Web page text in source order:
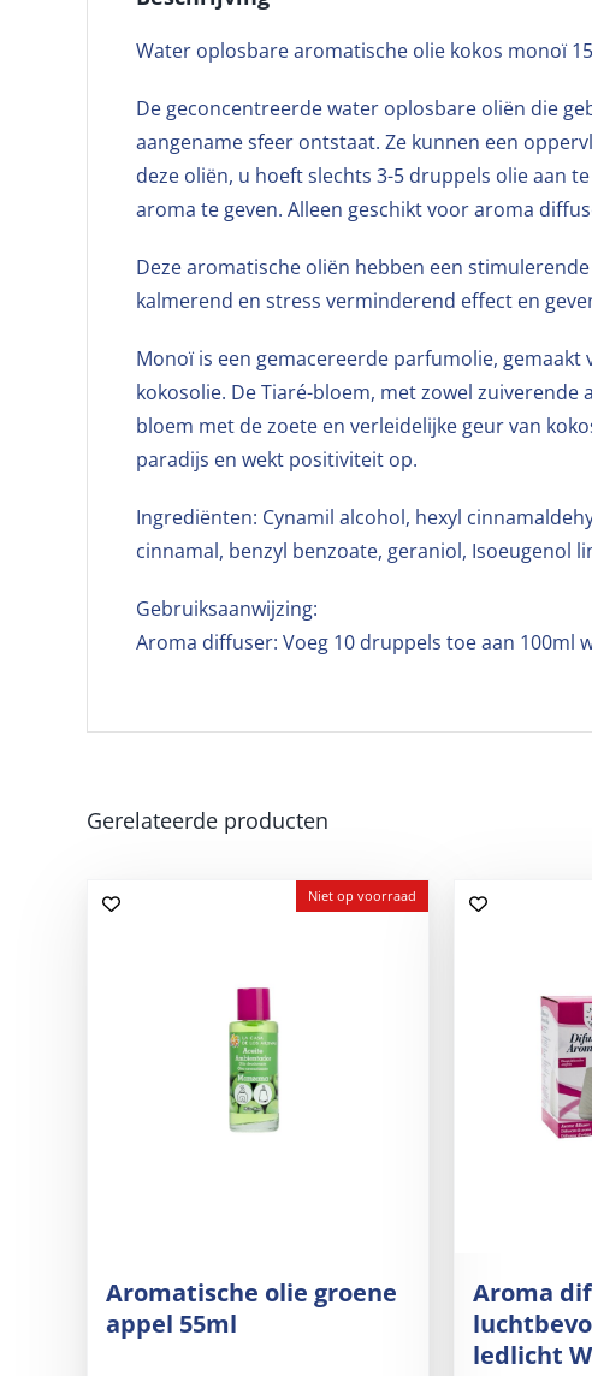
Water oplosbare aromatische olie kokos monoï
De geconcentreerde water oplosbare oliën die
aangename sfeer ontstaat. Ze kunnen een
deze oliën, u hoeft slechts 3-5 druppels olie aan
aroma te geven. Alleen geschikt voor aroma
Deze aromatische oliën hebben een
kalmerend en stress verminderend effect en
Monoï is een gemacereerde parfumolie, gemaakt
kokosolie. De Tiaré-bloem, met zowel
bloem met de zoete en verleidelijke geur van
paradijs en wekt positiviteit op.
Ingrediënten: Cynamil alcohol, hexyl
cinnamal, benzyl benzoate, geraniol, Isoeugenol
Gebruiksaanwijzing:
Aroma diffuser: Voeg 10 druppels toe aan 100ml
Gerelateerde producten
Niet op voorraad
Aromatische olie groene
appel 55ml
Aroma
ledlicht